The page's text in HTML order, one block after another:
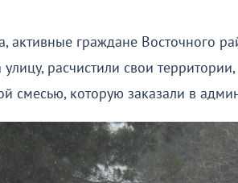
активные граждане Восточного
расчистили свои
смесью, которую заказали в